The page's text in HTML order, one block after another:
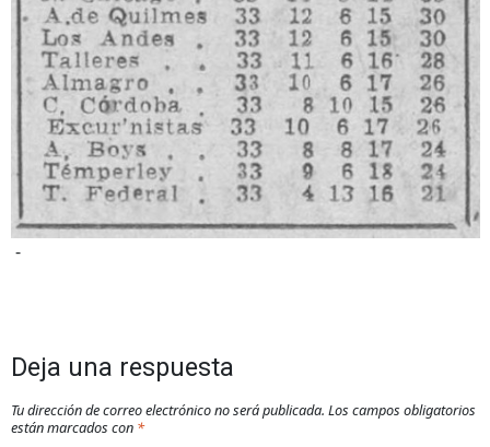
-
Deja una respuesta
Tu dirección de correo electrónico no será publicada. Los campos obligatorios
están marcados con *